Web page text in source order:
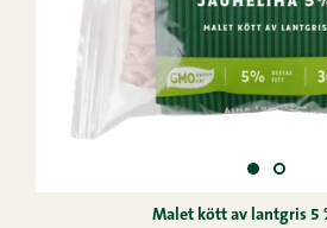
Malet kött av lantgris 5